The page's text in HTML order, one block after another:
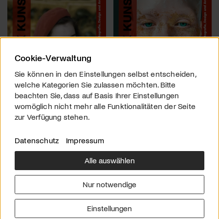
Über uns
Downloads
Werben
Impressum
Cookie-Verwaltung
Sie können in den Einstellungen selbst entscheiden,
welche Kategorien Sie zulassen möchten. Bitte
beachten Sie, dass auf Basis Ihrer Einstellungen
womöglich nicht mehr alle Funktionalitäten der Seite
zur Verfügung stehen.
Datenschutz Impressum
Alle auswählen
Nur notwendige
Einstellungen